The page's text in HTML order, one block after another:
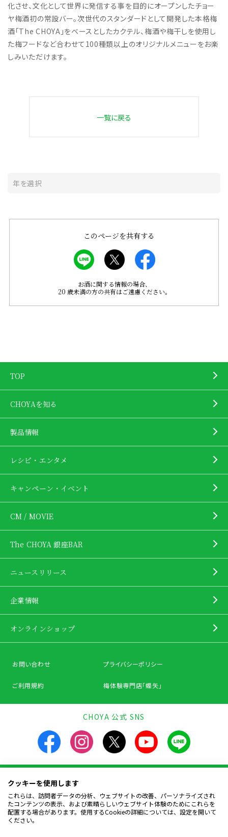
化させ、文化として世界に発信する事を目的にオープンしたチョー
ヤ梅酒初の常設バー。次世代のスタンダードとして開発した本格梅
酒「The CHOYA」をベースとしたカクテル、梅酒や梅干しを使用し
た梅フードなど合わせて100種類以上のオリジナルメニューをお楽
しみいただけます。
一覧に戻る
このページを共有する
お酒に関する情報の場合、
20 歳未満の方の共有はご遠慮ください。
TOP
CHOYAを知る
製品情報
レシピ・エンタメ
キャンペーン・イベント
CM / MOVIE
The CHOYA 銀座BAR
ニュースリリース
企業情報
オンラインショップ
お問い合わせ プライバシーポリシー
ご利用規約 梅体験専門店「蝶矢」
CHOYA 公式 SNS
飲酒は20歳になってから。飲酒運転は法律で禁止されています。
お酒は楽しく適量を。飲んだあとはリサイクルへ。
妊娠中や授乳期の飲酒は、胎児・幼児の発育に
悪影響を与えるおそれがあります。
クッキーを使用します
これらは、訪問者データの分析、ウェブサイトの改善、パーソナライズされ
たコンテンツの表示、および素晴らしいウェブサイト体験のためにこれらを
配置する場合があります。使用するCookieの詳細については、設定を開いて
ください。